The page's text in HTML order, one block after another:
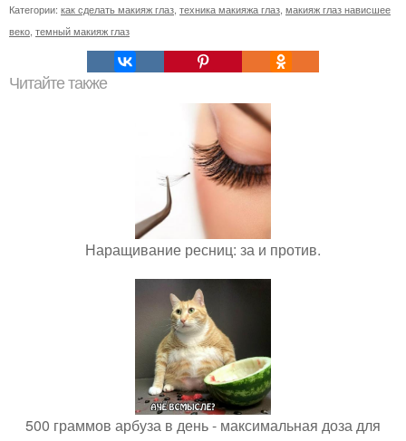
Категории: как сделать макияж глаз техника макияжа глаз макияж глаз нависшее
веко темный макияж глаз
Читайте также
Наращивание ресниц: за и против.
500 граммов арбуза в день - максимальная доза для